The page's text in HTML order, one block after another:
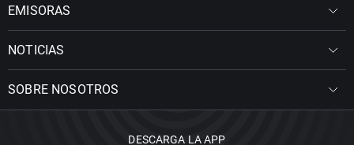
EMISORAS
NOTICIAS
SOBRE NOSOTROS
DESCARGA LA APP